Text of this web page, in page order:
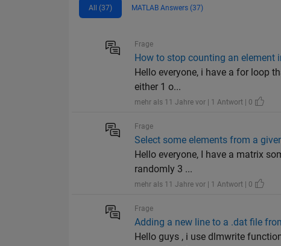
All (37) MATLAB Answers (37)
Frage
How to stop counting an element
Hello everyone, i have a for loop
either 1 o...
mehr als 11 Jahre vor | 1 Antwort | 0
Frage
Select some elements from a
Hello everyone, I have a matrix
randomly 3 ...
mehr als 11 Jahre vor | 1 Antwort | 0
Frage
Adding a new line to a .dat file
Hello guys , i use dlmwrite